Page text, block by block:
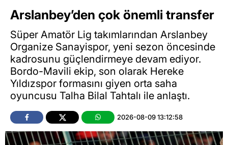
Arslanbey’den çok önemli transfer
Süper Amatör Lig takımlarından Arslanbey
Organize Sanayispor, yeni sezon öncesinde
kadrosunu güçlendirmeye devam ediyor.
Bordo-Mavili ekip, son olarak Hereke
Yıldızspor formasını giyen orta saha
oyuncusu Talha Bilal Tahtalı ile anlaştı.
2026-08-09 13:12:58